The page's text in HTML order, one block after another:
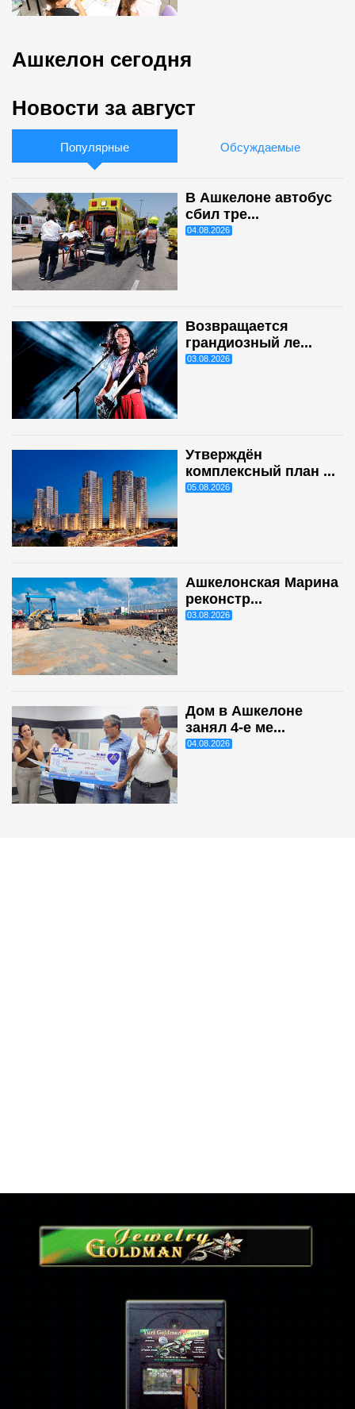
Ашкелон сегодня
Новости за август
Популярные Обсуждаемые
В Ашкелоне автобус
сбил тре...
04.08.2026
Возвращается
грандиозный ле...
03.08.2026
Утверждён
комплексный план ...
05.08.2026
Ашкелонская Марина
реконстр...
03.08.2026
Дом в Ашкелоне
занял 4-е ме...
04.08.2026